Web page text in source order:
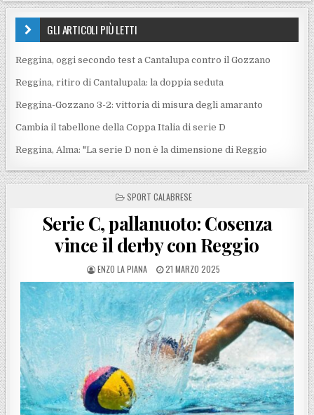
GLI ARTICOLI PIÙ LETTI
Reggina, oggi secondo test a Cantalupa contro il Gozzano
Reggina, ritiro di Cantalupala: la doppia seduta
Reggina-Gozzano 3-2: vittoria di misura degli amaranto
Cambia il tabellone della Coppa Italia di serie D
Reggina, Alma: "La serie D non è la dimensione di Reggio
POSTED IN
SPORT CALABRESE
Serie C, pallanuoto: Cosenza
vince il derby con Reggio
POSTED BY
ENZO LA PIANA POSTED ON
21 MARZO 2025